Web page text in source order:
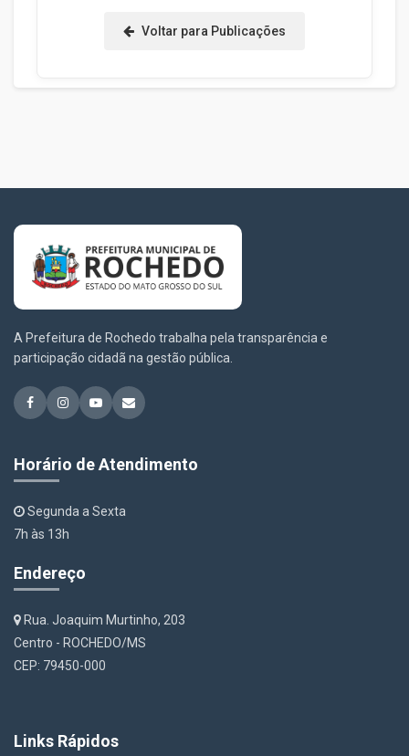
Voltar para Publicações
A Prefeitura de Rochedo trabalha pela transparência e
participação cidadã na gestão pública.
Horário de Atendimento
Segunda a Sexta
7h às 13h
Endereço
Rua. Joaquim Murtinho, 203
Centro - ROCHEDO/MS
CEP: 79450-000
Links Rápidos